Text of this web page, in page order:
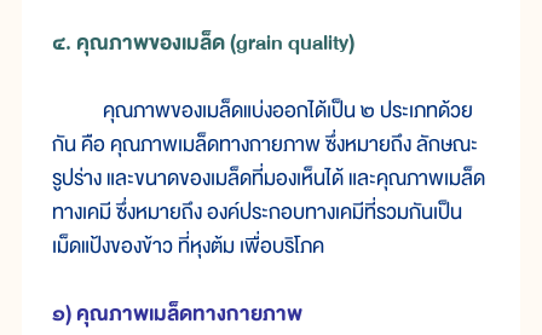
๔. คุณภาพของเมล็ด (grain quality)
คุณภาพของเมล็ดแบ่งออกได้เป็น ๒ ประเภทด้วย
กัน คือ คุณภาพเมล็ดทางกายภาพ ซึ่งหมายถึง ลักษณะ
รูปร่าง และขนาดของเมล็ดที่มองเห็นได้ และคุณภาพเมล็ด
ทางเคมี ซึ่งหมายถึง องค์ประกอบทางเคมีที่รวมกันเป็น
เม็ดแป้งของข้าว ที่หุงต้ม เพื่อบริโภค
๑) คุณภาพเมล็ดทางกายภาพ